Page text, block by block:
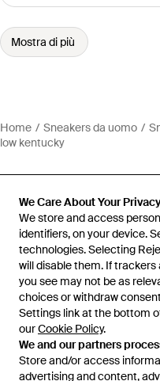
We Care About Your
We store and access
identifiers, on your device.
technologies. Selecting
will disable them. If
you see may not be as
choices or withdraw
Settings link at the bottom
ourCookie Policy.
We and our partners
Store and/or access
advertising and content,
Mostra di più
Home Sneakers da uomo
low kentucky
Assistenza e info